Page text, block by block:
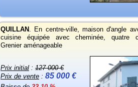
QUILLAN . En centre-ville, maison d'angle
cuisine équipée avec cheminée, quatre
Grenier aménageable
Prix initial: 127 000 €
Prix de vente : 85 000 €